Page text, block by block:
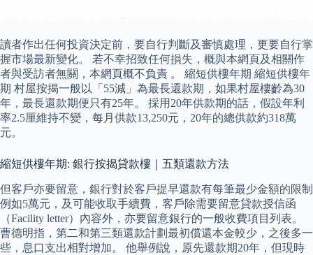
讀者作出任何投資決定前，要自行判斷及審慎處理，更要自行掌
握市場最新變化。 若不幸招致任何損失，概與本網頁及相關作
者與受訪者無關，本網頁概不負責 。 縮短供樓年期 縮短供樓年
期 村屋按揭一般以「55減」為最長還款期，如果村屋樓齡為30
年，最長還款期便只有25年。 採用20年供款期的話，假設年利
率2.5厘維持不變，每月供款13,250元，20年的總供款約318萬
元。
縮短供樓年期: 銀行按揭貸款樓｜五類還款方法
但客戶亦要留意，銀行對於客戶提早還款有每筆最少金額的限制
例如5萬元，及可能收取手續費，客戶除需要留意貸款授信函
（Facility letter）內容外，亦要留意銀行的一般收費項目列表。
曹德明指，第二和第三類還款計劃最初償還本金較少，之後多一
些，息口支出相對增加。 他舉例說，原先還款期20年，但現時